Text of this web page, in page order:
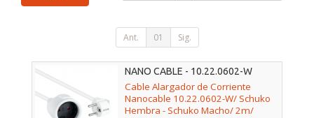
Ant. 01 Sig.
NANO CABLE - 10.22.0602-W
Cable Alargador de Corriente
Nanocable 10.22.0602-W/ Schuko
Hembra - Schuko Macho/ 2m/